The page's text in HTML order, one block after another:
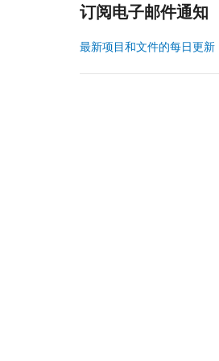
订阅电子邮件通知
最新项目和文件的每日更新